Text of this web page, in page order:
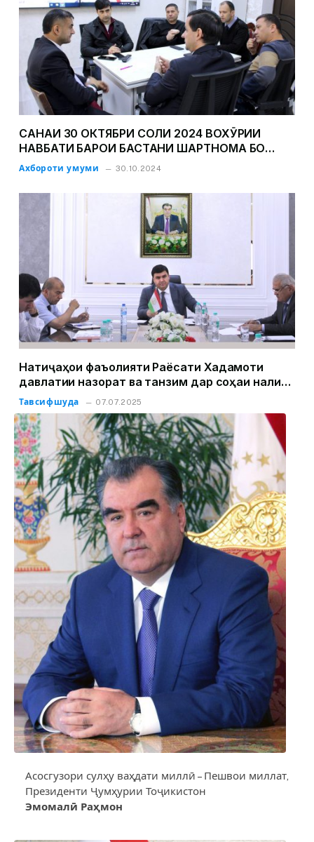
САНАИ 30 ОКТЯБРИ СОЛИ 2024 ВОХӮРИИ
НАВБАТИ БАРОИ БАСТАНИ ШАРТНОМА БО
НАМОЯНДАГОНИ ҶСП “ПАРДОХТИ ҲУШМАНД”
(SMART CITY) ДАР ХАДАМОТИ ДАВЛАТИИ
НАЗОРАТ ВА ТАНЗИМ ДАР СОҲАИ НАҚЛИЕТ
Ахбороти умуми 30.10.2024
Натиҷаҳои фаъолияти Раёсати Хадамоти
давлатии назорат ва танзим дар соҳаи нақлиёт
дар минтақаи Бохтар дар нимсолаи якуми соли
2025 баррасӣ гардида, барои 9 моҳи соли
ҷорӣ вазифаҳои мушаххас дода шуд
Тавсифшуда 07.07.2025
Асосгузори сулҳу ваҳдати миллӣ – Пешвои миллат,
Президенти Ҷумҳурии Тоҷикистон
Эмомалӣ Раҳмон